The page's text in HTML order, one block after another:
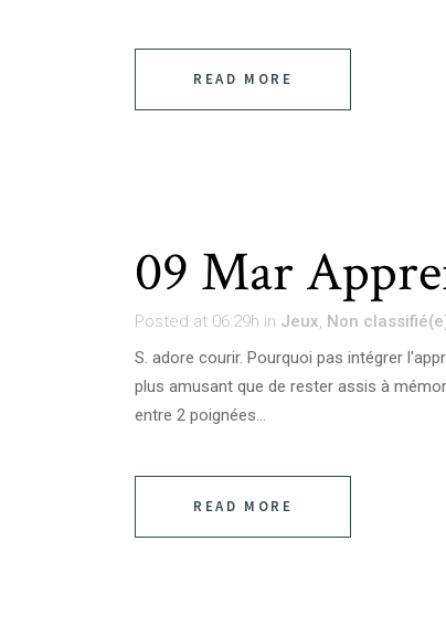
READ MORE
09 Mar
Posted at 06:29h in Jeux, Non
S. adore courir. Pourquoi pas intégrer
plus amusant que de rester assis à
entre 2 poignées...
READ MORE